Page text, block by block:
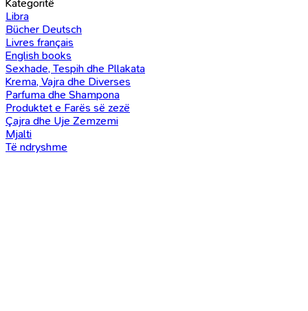
Kategoritë
Libra
Bücher Deutsch
Livres français
English books
Sexhade, Tespih dhe Pllakata
Krema, Vajra dhe Diverses
Parfuma dhe Shampona
Produktet e Farës së zezë
Çajra dhe Uje Zemzemi
Mjalti
Të ndryshme